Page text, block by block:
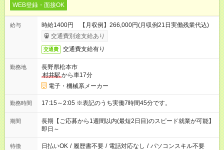
WEB登録・面接OK
給与
時給1400円 【月収例】266,000円(月収例21日実働残業代込)
交通費別途支給あり
交通費 交通費支給有り
勤務地
長野県松本市
村井駅から車17分
電子・機械系メーカー
勤務時間 17:15～2:05 ※表記のうち実働7時間45分です。
期間
長期【ご応募から1週間以内(最短2日目)のスピード就業が可能】
即日～
特徴 日払いOK / 履歴書不要 / 電話対応なし / パソコンスキル不要